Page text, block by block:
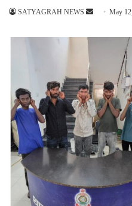
SATYAGRAH NEWS
Send May